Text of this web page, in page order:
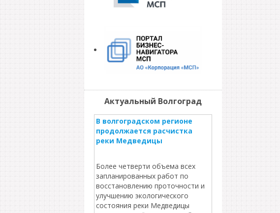
Актуальный Волгоград
В волгоградском регионе
продолжается расчистка
реки Медведицы
Более четверти объема всех
запланированных работ по
восстановлению проточности и
улучшению экологического
состояния реки Медведицы